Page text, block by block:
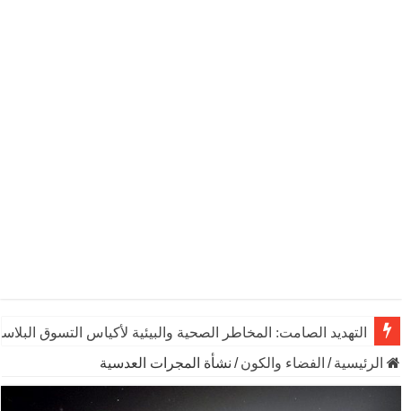
التهديد الصامت: المخاطر الصحية والبيئية لأكياس التسوق
الرئيسية / الفضاء والكون / نشأة المجرات العدسية